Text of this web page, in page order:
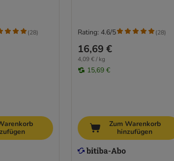
(28)
16,69 €
4,09 € / kg
15,69 €
Rating: 4.6/5 (28)
Zum Warenkorb
hinzufügen